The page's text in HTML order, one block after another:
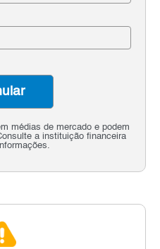
médias de mercado e podem
a instituição financeira